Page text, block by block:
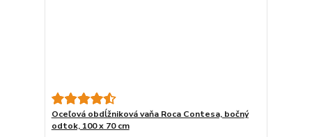
Oceľová obdĺžniková vaňa Roca Contesa, bočný
odtok, 100 x 70 cm